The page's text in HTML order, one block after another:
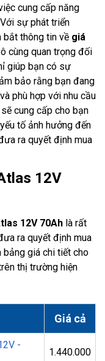
cung cấp năng
sự phát triển
bắt thông tin về giá
cùng quan trọng đối
giúp bạn có sự
bảo rằng bạn đang
phù hợp với nhu cầu
cung cấp cho bạn
tố ảnh hưởng đến
ra quyết định mua
12V
12V 70Ah là rất
ra quyết định mua
bảng giá chi tiết cho
thị trường hiện
Giá cả
-
1.440.000